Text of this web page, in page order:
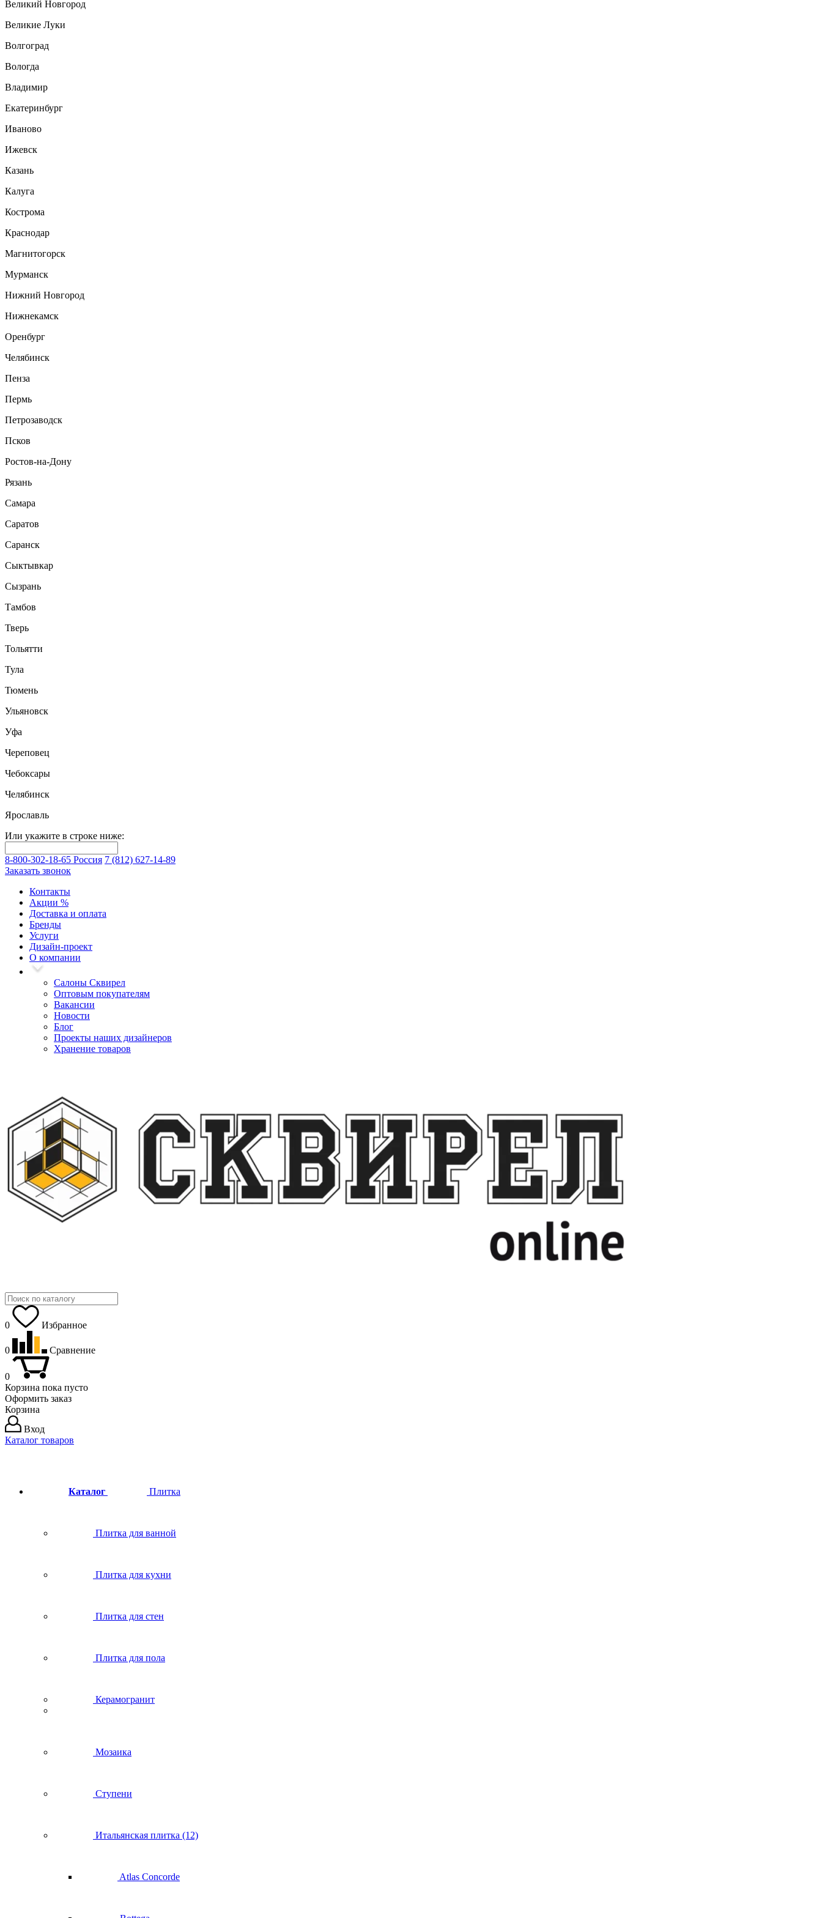
Великий Новгород
Великие Луки
Волгоград
Вологда
Владимир
Екатеринбург
Иваново
Ижевск
Казань
Калуга
Кострома
Краснодар
Магнитогорск
Мурманск
Нижний Новгород
Нижнекамск
Оренбург
Челябинск
Пенза
Пермь
Петрозаводск
Псков
Ростов-на-Дону
Рязань
Самара
Саратов
Саранск
Сыктывкар
Сызрань
Тамбов
Тверь
Тольятти
Тула
Тюмень
Ульяновск
Уфа
Череповец
Чебоксары
Челябинск
Ярославль
Или укажите в строке ниже:
8-800-302-18-65 Россия 7 (812) 627-14-89
Заказать звонок
Контакты
Акции %
Доставка и оплата
Бренды
Услуги
Дизайн-проект
О компании
Салоны Сквирел
Оптовым покупателям
Вакансии
Новости
Блог
Проекты наших дизайнеров
Хранение товаров
0 Избранное
0 Сравнение
0
Корзина пока пусто
Оформить заказ
Корзина
Вход
Каталог товаров
Каталог Плитка
Плитка для ванной
Плитка для кухни
Плитка для стен
Плитка для пола
Керамогранит
Мозаика
Ступени
Итальянская плитка (12)
Atlas Concorde